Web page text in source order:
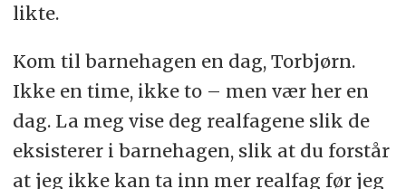
likte.
Kom til barnehagen en dag, Torbjørn.
Ikke en time, ikke to – men vær her en
dag. La meg vise deg realfagene slik de
eksisterer i barnehagen, slik at du forstår
at jeg ikke kan ta inn mer realfag før jeg